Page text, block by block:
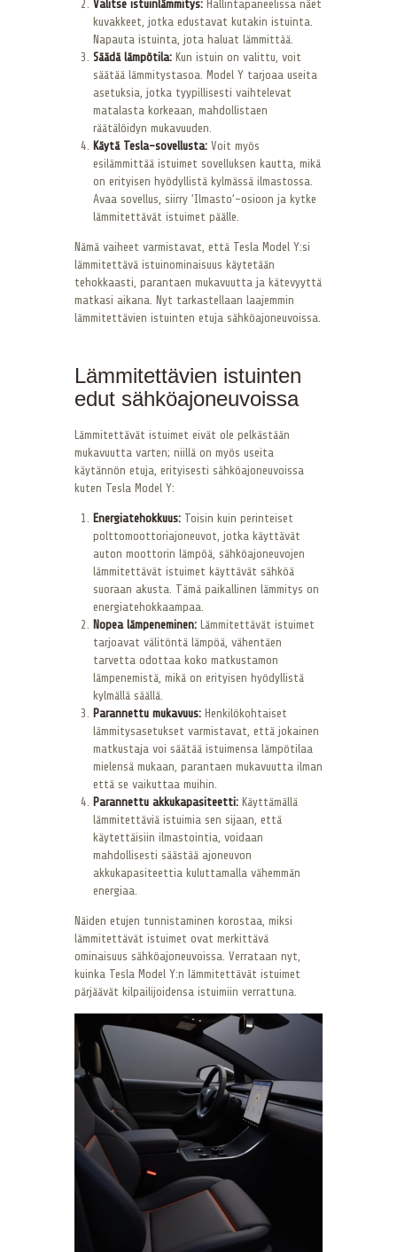
Valitse istuinlämmitys: Hallintapaneelissa näet
kuvakkeet, jotka edustavat kutakin istuinta.
Napauta istuinta, jota haluat lämmittää.
Säädä lämpötila: Kun istuin on valittu, voit
säätää lämmitystasoa. Model Y tarjoaa useita
asetuksia, jotka tyypillisesti vaihtelevat
matalasta korkeaan, mahdollistaen
räätälöidyn mukavuuden.
Käytä Tesla-sovellusta: Voit myös
esilämmittää istuimet sovelluksen kautta, mikä
on erityisen hyödyllistä kylmässä ilmastossa.
Avaa sovellus, siirry ’Ilmasto’-osioon ja kytke
lämmitettävät istuimet päälle.
Nämä vaiheet varmistavat, että Tesla Model Y:si
lämmitettävä istuinominaisuus käytetään
tehokkaasti, parantaen mukavuutta ja kätevyyttä
matkasi aikana. Nyt tarkastellaan laajemmin
lämmitettävien istuinten etuja sähköajoneuvoissa.
Lämmitettävien istuinten
edut sähköajoneuvoissa
Lämmitettävät istuimet eivät ole pelkästään
mukavuutta varten; niillä on myös useita
käytännön etuja, erityisesti sähköajoneuvoissa
kuten Tesla Model Y:
Energiatehokkuus: Toisin kuin perinteiset
polttomoottoriajoneuvot, jotka käyttävät
auton moottorin lämpöä, sähköajoneuvojen
lämmitettävät istuimet käyttävät sähköä
suoraan akusta. Tämä paikallinen lämmitys on
energiatehokkaampaa.
Nopea lämpeneminen: Lämmitettävät istuimet
tarjoavat välitöntä lämpöä, vähentäen
tarvetta odottaa koko matkustamon
lämpenemistä, mikä on erityisen hyödyllistä
kylmällä säällä.
Parannettu mukavuus: Henkilökohtaiset
lämmitysasetukset varmistavat, että jokainen
matkustaja voi säätää istuimensa lämpötilaa
mielensä mukaan, parantaen mukavuutta ilman
että se vaikuttaa muihin.
Parannettu akkukapasiteetti: Käyttämällä
lämmitettäviä istuimia sen sijaan, että
käytettäisiin ilmastointia, voidaan
mahdollisesti säästää ajoneuvon
akkukapasiteettia kuluttamalla vähemmän
energiaa.
Näiden etujen tunnistaminen korostaa, miksi
lämmitettävät istuimet ovat merkittävä
ominaisuus sähköajoneuvoissa. Verrataan nyt,
kuinka Tesla Model Y:n lämmitettävät istuimet
pärjäävät kilpailijoidensa istuimiin verrattuna.